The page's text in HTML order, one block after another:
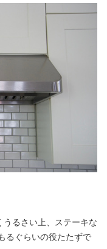
るさい上、ステーキな
るぐらいの役たたずで